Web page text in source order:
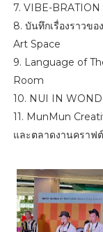
7. VIBE-
8. บันทึกเรื่องราวข
Art Space
9. Language of
Room
10. NUI IN
11. MunMun
และตลาดงานคราฟต์